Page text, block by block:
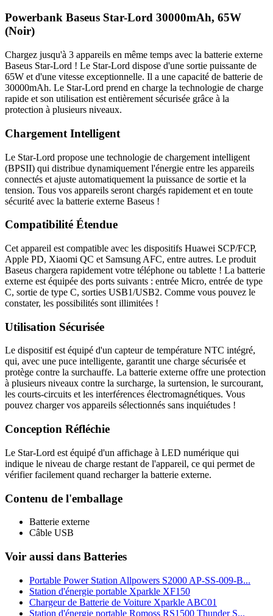
Powerbank Baseus Star-Lord 30000mAh, 65W
(Noir)
Chargez jusqu'à 3 appareils en même temps avec la batterie externe
Baseus Star-Lord ! Le Star-Lord dispose d'une sortie puissante de
65W et d'une vitesse exceptionnelle. Il a une capacité de batterie de
30000mAh. Le Star-Lord prend en charge la technologie de charge
rapide et son utilisation est entièrement sécurisée grâce à la
protection à plusieurs niveaux.
Chargement Intelligent
Le Star-Lord propose une technologie de chargement intelligent
(BPSII) qui distribue dynamiquement l'énergie entre les appareils
connectés et ajuste automatiquement la puissance de sortie et la
tension. Tous vos appareils seront chargés rapidement et en toute
sécurité avec la batterie externe Baseus !
Compatibilité Étendue
Cet appareil est compatible avec les dispositifs Huawei SCP/FCP,
Apple PD, Xiaomi QC et Samsung AFC, entre autres. Le produit
Baseus chargera rapidement votre téléphone ou tablette ! La batterie
externe est équipée des ports suivants : entrée Micro, entrée de type
C, sortie de type C, sorties USB1/USB2. Comme vous pouvez le
constater, les possibilités sont illimitées !
Utilisation Sécurisée
Le dispositif est équipé d'un capteur de température NTC intégré,
qui, avec une puce intelligente, garantit une charge sécurisée et
protège contre la surchauffe. La batterie externe offre une protection
à plusieurs niveaux contre la surcharge, la surtension, le surcourant,
les courts-circuits et les interférences électromagnétiques. Vous
pouvez charger vos appareils sélectionnés sans inquiétudes !
Conception Réfléchie
Le Star-Lord est équipé d'un affichage à LED numérique qui
indique le niveau de charge restant de l'appareil, ce qui permet de
vérifier facilement quand recharger la batterie externe.
Contenu de l'emballage
Batterie externe
Câble USB
Voir aussi dans Batteries
Portable Power Station Allpowers S2000 AP-SS-009-B...
Station d'énergie portable Xparkle XF150
Chargeur de Batterie de Voiture Xparkle ABC01
Station d'énergie portable Romoss RS1500 Thunder S...